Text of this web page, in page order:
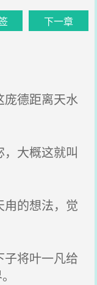
下一章
德距离天水
大概这就叫
的想法，觉
将叶一凡给